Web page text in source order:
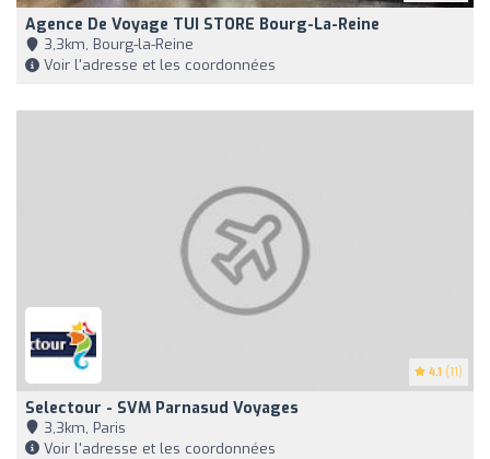
Agence De Voyage TUI STORE Bourg-La-Reine
3,3km, Bourg-la-Reine
Voir l'adresse et les coordonnées
4.1 (11)
Selectour - SVM Parnasud Voyages
3,3km, Paris
Voir l'adresse et les coordonnées